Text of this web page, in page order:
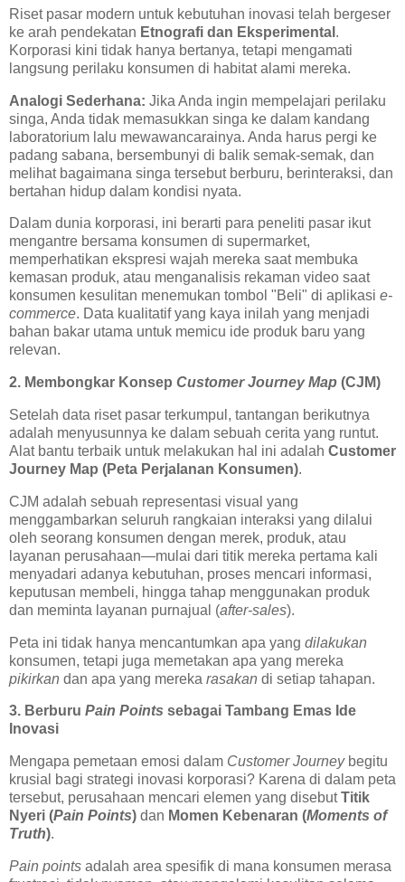
Riset pasar modern untuk kebutuhan inovasi telah bergeser
ke arah pendekatan Etnografi dan Eksperimental .
Korporasi kini tidak hanya bertanya, tetapi mengamati
langsung perilaku konsumen di habitat alami mereka.
Analogi Sederhana: Jika Anda ingin mempelajari perilaku
singa, Anda tidak memasukkan singa ke dalam kandang
laboratorium lalu mewawancarainya. Anda harus pergi ke
padang sabana, bersembunyi di balik semak-semak, dan
melihat bagaimana singa tersebut berburu, berinteraksi, dan
bertahan hidup dalam kondisi nyata.
Dalam dunia korporasi, ini berarti para peneliti pasar ikut
mengantre bersama konsumen di supermarket,
memperhatikan ekspresi wajah mereka saat membuka
kemasan produk, atau menganalisis rekaman video saat
konsumen kesulitan menemukan tombol "Beli" di aplikasi e-
commerce. Data kualitatif yang kaya inilah yang menjadi
bahan bakar utama untuk memicu ide produk baru yang
relevan.
2. Membongkar Konsep Customer Journey Map (CJM)
Setelah data riset pasar terkumpul, tantangan berikutnya
adalah menyusunnya ke dalam sebuah cerita yang runtut.
Alat bantu terbaik untuk melakukan hal ini adalah Customer
Journey Map (Peta Perjalanan Konsumen).
CJM adalah sebuah representasi visual yang
menggambarkan seluruh rangkaian interaksi yang dilalui
oleh seorang konsumen dengan merek, produk, atau
layanan perusahaan—mulai dari titik mereka pertama kali
menyadari adanya kebutuhan, proses mencari informasi,
keputusan membeli, hingga tahap menggunakan produk
dan meminta layanan purnajual (after-sales).
Peta ini tidak hanya mencantumkan apa yang dilakukan
konsumen, tetapi juga memetakan apa yang mereka
pikirkan dan apa yang mereka rasakan di setiap tahapan.
3. Berburu Pain Points sebagai Tambang Emas Ide
Inovasi
Mengapa pemetaan emosi dalam Customer Journeybegitu
krusial bagi strategi inovasi korporasi? Karena di dalam peta
tersebut, perusahaan mencari elemen yang disebutTitik
Nyeri (Pain Points) dan Momen Kebenaran (Moments of
Truth).
Pain points adalah area spesifik di mana konsumen merasa